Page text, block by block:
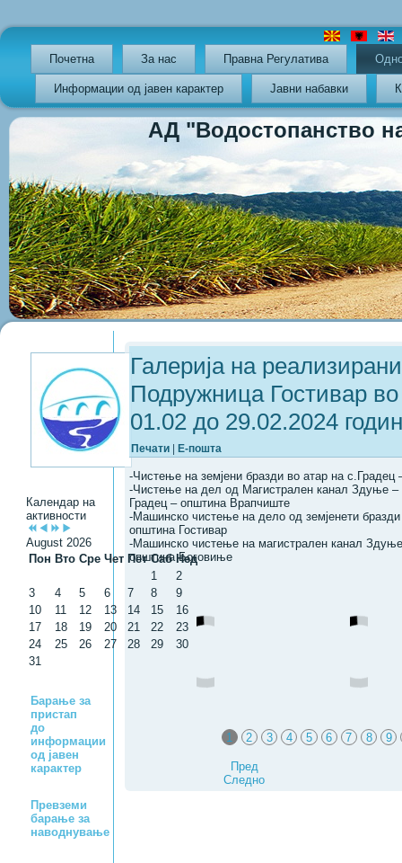
Почетна За нас Правна Регулатива
Информации од јавен карактер Јавни набавки
АД "Водостопанство на
Календар на
активности
August 2026
Пон Вто Сре Чет Пет Саб Нед
1
2
3
4 5 6 7 8
9
10
11 12 13 14 15
16
17
18 19 20 21 22
23
24
25 26 27 28 29
30
31
Барање за
пристап
до
информации
од јавен
карактер
Превземи
барање за
наводнување
Галерија на
Подружница Гостивар
01.02 до 29.02.2024
Печати Е-пошта
-Чистење на земјени бразди во атар на
-Чистење на дел од Магистрален канал Здуње –
Градец – општина Врапчиште
-Машинско чистење на дело од земјенети
општина Гостивар
-Машинско чистење на магистрален канал
општина Боговиње
1 2 3 4 5 6 7 8 9
Пред
Следно